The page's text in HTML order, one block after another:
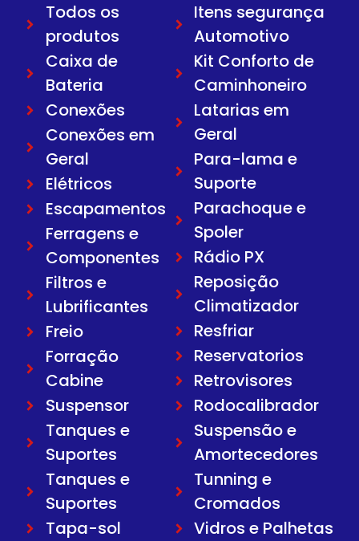
Todos os
produtos
Caixa de
Bateria
Conexões
Conexões em
Geral
Elétricos
Escapamentos
Ferragens e
Componentes
Filtros e
Lubrificantes
Freio
Forração
Cabine
Suspensor
Tanques e
Suportes
Tanques e
Suportes
Tapa-sol
Itens segurança
Automotivo
Kit Conforto de
Caminhoneiro
Latarias em
Geral
Para-lama e
Suporte
Parachoque e
Spoler
Rádio PX
Reposição
Climatizador
Resfriar
Reservatorios
Retrovisores
Rodocalibrador
Suspensão e
Amortecedores
Tunning e
Cromados
Vidros e Palhetas